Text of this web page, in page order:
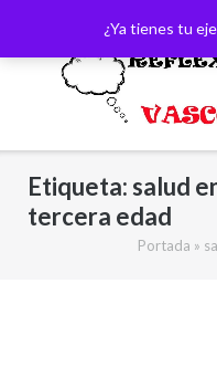
¿Ya tienes tu
contenido
Etiqueta:salud
tercera edad
Portada »